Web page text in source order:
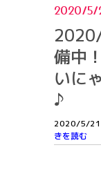
2020/5/
備中
いに
♪
2020/5/21
きを読む